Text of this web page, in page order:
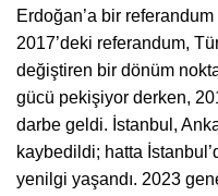
Erdoğan’a bir
2017’deki referandum,
değiştiren bir dönüm
gücü pekişiyor derken,
darbe geldi. İstanbul,
kaybedildi; hatta
yenilgi yaşandı. 2023